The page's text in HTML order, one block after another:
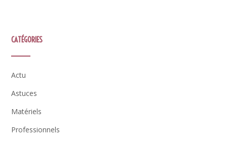
CATÉGORIES
Actu
Astuces
Matériels
Professionnels